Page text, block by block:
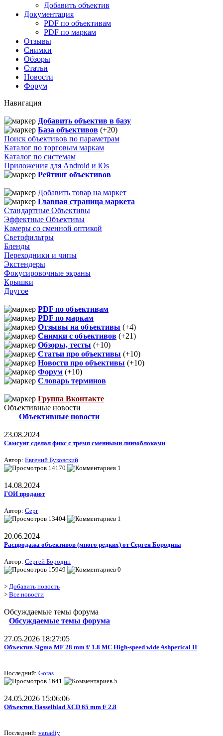
Добавить объектив
Документация
PDF по объективам
PDF по маркам
Отзывы
Снимки
Обзоры
Статьи
Новости
Форум
Навигация
Добавить объектив в базу
База объективов (+20)
Поиск объективов по параметрам
Каталог по торговым маркам
Каталог по системам
Приложения для Android и iOs
Рейтинг объективов
Добавить товар на маркет
Главная страница маркета
Стандартные Объективы
Эффектные Объективы
Камеры со сменной оптикой
Светофильтры
Бленды
Переходники и чипы
Экстендеры
Фокусировочные экраны
Крышки
Другое
PDF по объективам
PDF по маркам
Отзывы на объективы (+4)
Снимки с объективов (+21)
Обзоры, тесты (+10)
Статьи про объективы (+10)
Новости про объективы (+10)
Форум (+10)
Словарь терминов
Группа Вконтакте
Объективные новости
Объективные новости
23.08.2024
Самсунг сделал фикс с тремя сменными линзоблоками
Автор: Евгений Буковский
14170
1
14.08.2024
ГОИ продают
Автор: Серг
13404
1
20.06.2024
Распродажа объективов (много редких) от Сергея Бородина
Автор: Сергей Бородин
15949
0
> Добавить новость
> Все новости
Обсуждаемые темы форума
Обсуждаемые темы форума
27.05.2026 18:27:05
Объектив Sigma MF 28 mm f/ 1.8 MC High-speed wide Ashperical II
Последний: Goras
1641
5
24.05.2026 15:06:06
Объектив Hasselblad XCD 65 mm f/ 2.8
Последний: vanadiy